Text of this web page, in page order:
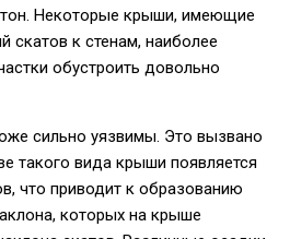
Некоторые крыши, имеющие
скатов к стенам, наиболее
обустроить довольно
сильно уязвимы. Это вызвано
такого вида крыши появляется
что приводит к образованию
которых на крыше